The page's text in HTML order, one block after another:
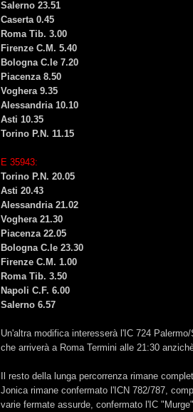
Salerno 23.51
Caserta 0.45
Roma Tib. 3.00
Firenze C.M. 5.40
Bologna C.le 7.20
Piacenza 8.50
Voghera 9.35
Alessandria 10.10
Asti 10.35
Torino P.N. 11.15
E 35943:
Torino P.N. 20.05
Asti 20.43
Alessandria 21.02
Voghera 21.30
Piacenza 22.05
Bologna C.le 23.30
Firenze C.M. 1.00
Roma Tib. 3.50
Napoli C.F. 6.00
Salerno 6.57
Un'altra modifica interesserà l'IC 724
che arriverà a Roma Termini alle 21:30
Il resto della lunga percorrenza rimane
Jonica rimane confermato l'ICN 782/787,
varie fermate assurde, confermato l'IC